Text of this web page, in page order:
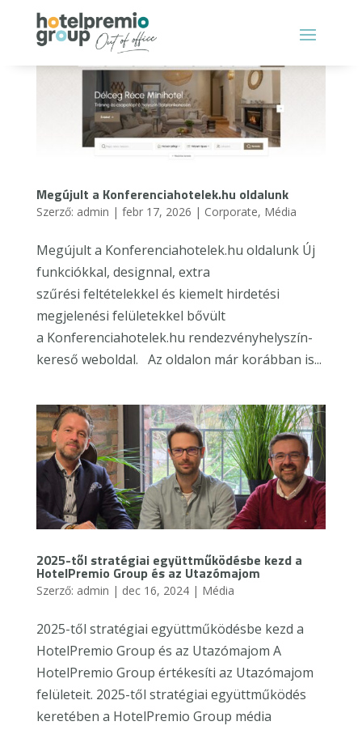
Megújult a Konferenciahotelek.hu oldalunk
Szerző: admin | febr 17, 2026 | Corporate, Média
Megújult a Konferenciahotelek.hu oldalunk Új
funkciókkal, designnal, extra
szűrési feltételekkel és kiemelt hirdetési
megjelenési felületekkel bővült
a Konferenciahotelek.hu rendezvényhelyszín-
kereső weboldal. Az oldalon már korábban is...
2025-től stratégiai együttműködésbe kezd a
HotelPremio Group és az Utazómajom
Szerző: admin | dec 16, 2024| Média
2025-től stratégiai együttműködésbe kezd a
HotelPremio Group és az Utazómajom A
HotelPremio Group értékesíti az Utazómajom
felületeit. 2025-től stratégiai együttműködés
keretében a HotelPremio Group média